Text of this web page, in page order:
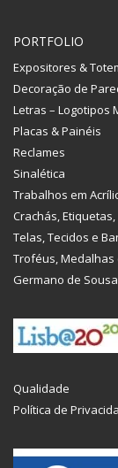
PORTFOLIO
Expositores &
Decoração de
Letras – Logotipos
Placas & Painéis
Reclames
Sinalética
Trabalhos em
Crachás, Etiquetas,
Telas, Tecidos e
Troféus, Medalhas
Germano de Sousa
Qualidade
Política de